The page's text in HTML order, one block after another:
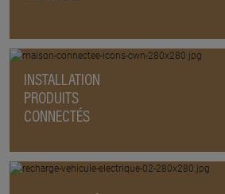
INSTALLATION
PRODUITS
CONNECTÉS